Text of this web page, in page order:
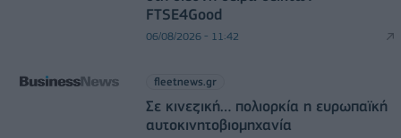
FTSE4Good
06/08/2026 - 11:42
fleetnews.gr
Σε κινεζική… πολιορκία η ευρωπαϊκή
αυτοκινητοβιομηχανία